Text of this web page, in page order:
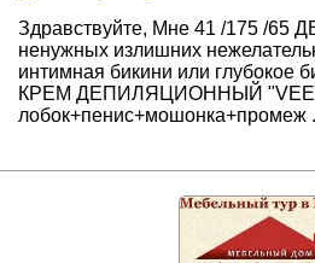
Здравствуйте, Мне 41 /175 /65
ненужных излишних
интимная бикини или глубокое
КРЕМ ДЕПИЛЯЦИОННЫЙ
лобок+пенис+мошонка+промеж